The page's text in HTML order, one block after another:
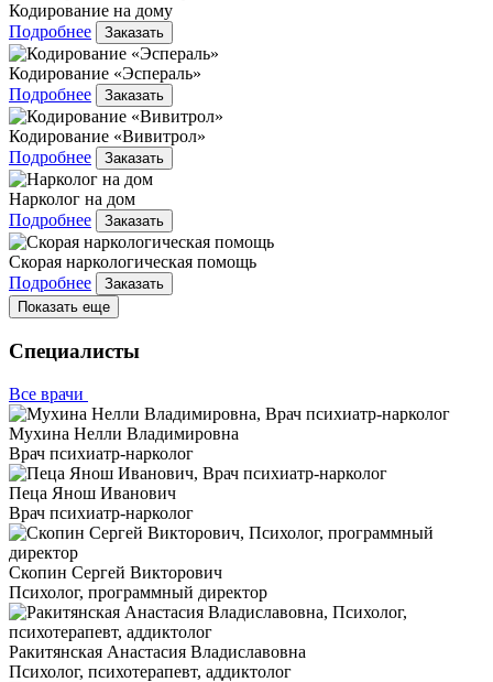
Кодирование на дому
Подробнее
Заказать
Кодирование «Эспераль»
Подробнее
Заказать
Кодирование «Вивитрол»
Подробнее
Заказать
Нарколог на дом
Подробнее
Заказать
Скорая наркологическая помощь
Подробнее
Заказать
Показать еще
Специалисты
Все врачи
Мухина Нелли Владимировна
Врач психиатр-нарколог
Пеца Янош Иванович
Врач психиатр-нарколог
Скопин Сергей Викторович
Психолог, программный директор
Ракитянская Анастасия Владиславовна
Психолог, психотерапевт, аддиктолог